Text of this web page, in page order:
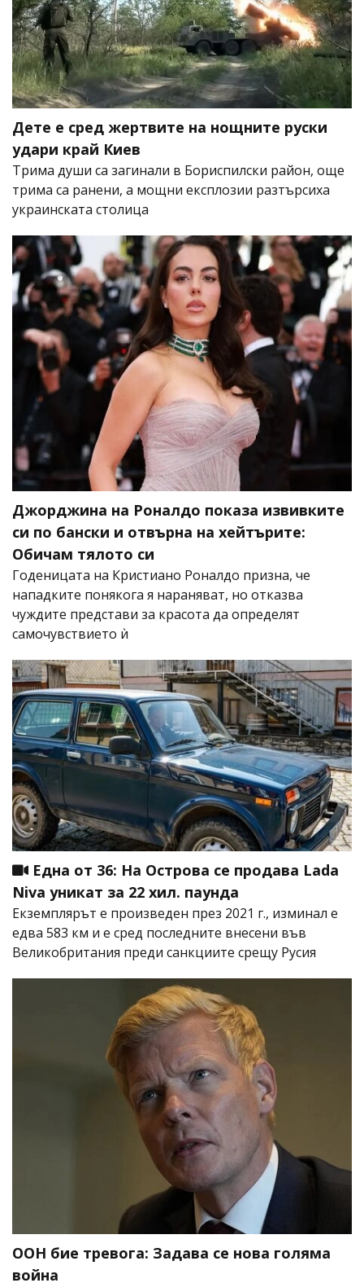
Дете е сред жертвите на нощните руски
удари край Киев
Трима души са загинали в Бориспилски район, още
трима са ранени, а мощни експлозии разтърсиха
украинската столица
Джорджина на Роналдо показа извивките
си по бански и отвърна на хейтърите:
Обичам тялото си
Годеницата на Кристиано Роналдо призна, че
нападките понякога я нараняват, но отказва
чуждите представи за красота да определят
самочувствието ѝ
Една от 36: На Острова се продава Lada
Niva уникат за 22 хил. паунда
Екземплярът е произведен през 2021 г., изминал е
едва 583 км и е сред последните внесени във
Великобритания преди санкциите срещу Русия
ООН бие тревога: Задава се нова голяма
война